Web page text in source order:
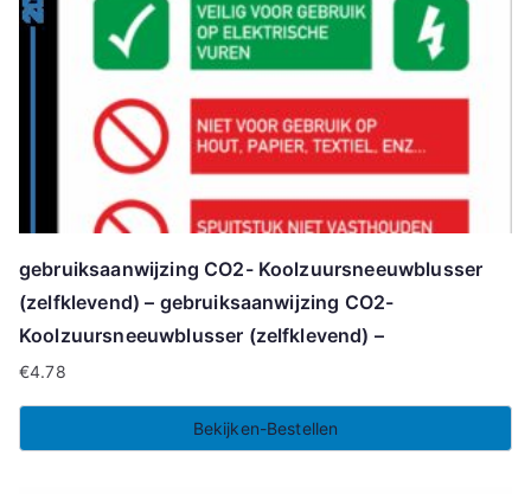
gebruiksaanwijzing CO2- Koolzuursneeuwblusser
(zelfklevend) – gebruiksaanwijzing CO2-
Koolzuursneeuwblusser (zelfklevend) –
€4.78
Bekijken-Bestellen